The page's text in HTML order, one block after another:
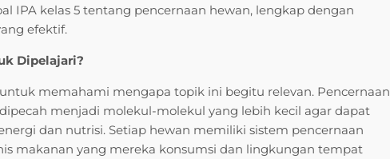
IPA kelas 5 tentang pencernaan hewan, lengkap dengan
efektif.
Dipelajari?
memahami mengapa topik ini begitu relevan. Pencernaan
menjadi molekul-molekul yang lebih kecil agar dapat
dan nutrisi. Setiap hewan memiliki sistem pencernaan
makanan yang mereka konsumsi dan lingkungan tempat